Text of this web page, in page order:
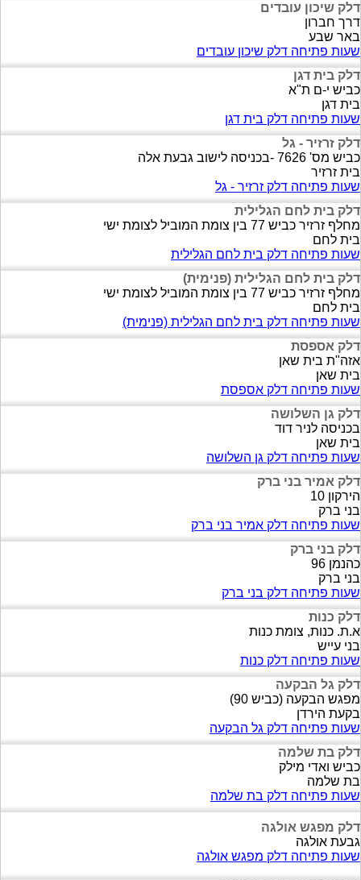
דלק שיכון עובדים
דרך חברון
באר שבע
שעות פתיחה דלק שיכון עובדים
דלק בית דגן
כביש י-ם ת"א
בית דגן
שעות פתיחה דלק בית דגן
דלק זרזיר - גל
כביש מס' 7626 -בכניסה לישוב גבעת אלה
בית זרזיר
שעות פתיחה דלק זרזיר - גל
דלק בית לחם הגלילית
מחלף זרזיר כביש 77 בין צומת המוביל לצומת ישי
בית לחם
שעות פתיחה דלק בית לחם הגלילית
דלק בית לחם הגלילית (פנימית)
מחלף זרזיר כביש 77 בין צומת המוביל לצומת ישי
בית לחם
שעות פתיחה דלק בית לחם הגלילית (פנימית)
דלק אספסת
אזה"ת בית שאן
בית שאן
שעות פתיחה דלק אספסת
דלק גן השלושה
בכניסה לניר דוד
בית שאן
שעות פתיחה דלק גן השלושה
דלק אמיר בני ברק
הירקון 10
בני ברק
שעות פתיחה דלק אמיר בני ברק
דלק בני ברק
כהנמן 96
בני ברק
שעות פתיחה דלק בני ברק
דלק כנות
א.ת. כנות, צומת כנות
בני עייש
שעות פתיחה דלק כנות
דלק גל הבקעה
מפגש הבקעה (כביש 90)
בקעת הירדן
שעות פתיחה דלק גל הבקעה
דלק בת שלמה
כביש ואדי מילק
בת שלמה
שעות פתיחה דלק בת שלמה
דלק מפגש אולגה
גבעת אולגה
שעות פתיחה דלק מפגש אולגה